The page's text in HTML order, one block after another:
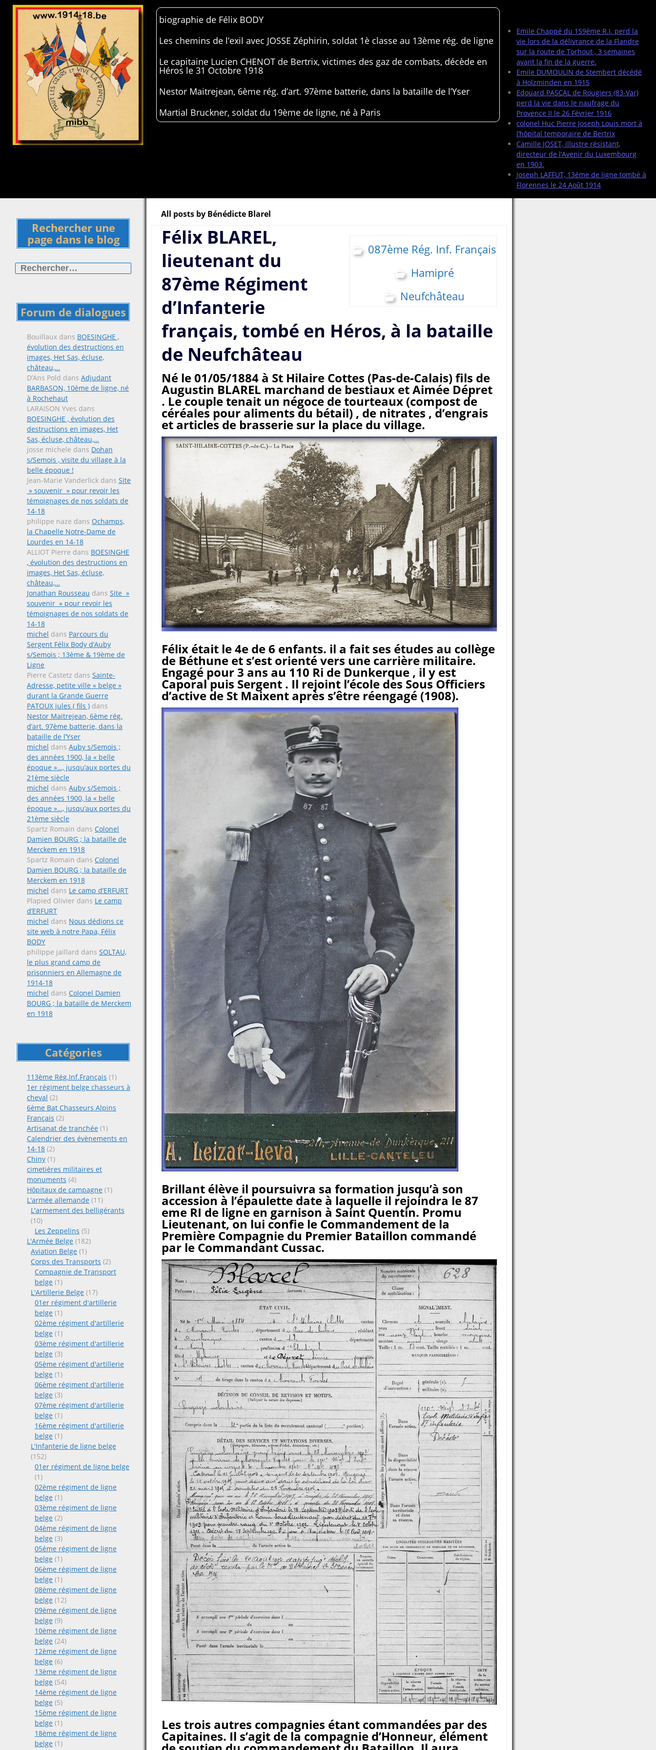
Emile Chappé du 159ème R.I. perd la
vie lors de la délivrance de la Flandre
sur la route de Torhout , 3 semaines
avant la fin de la guerre.
Emile DUMOULIN de Stembert décédé
à Holzminden en 1915
Edouard PASCAL de Rougiers (83-Var)
perd la vie dans le naufrage du
Provence II le 26 Février 1916
colonel Huc Pierre Joseph Louis mort à
l’hôpital temporaire de Bertrix
Camille JOSET, illustre résistant,
directeur de l’Avenir du Luxembourg
en 1903.
Joseph LAFFUT, 13ème de ligne tombé à
Florennes le 24 Août 1914
biographie de Félix BODY
Les chemins de l’exil avec JOSSE Zéphirin, soldat 1è classe au 13ème rég. de ligne
Le capitaine Lucien CHENOT de Bertrix, victimes des gaz de combats, décède en
Héros le 31 Octobre 1918
Nestor Maitrejean, 6ème rég. d’art. 97ème batterie, dans la bataille de l’Yser
Martial Bruckner, soldat du 19ème de ligne, né à Paris
Rechercher une
page dans le blog
Forum de dialogues
Bouillaux dans BOESINGHE ,
évolution des destructions en
images, Het Sas, écluse,
château,…
D’Ans Pold dans Adjudant
BARBASON, 10ème de ligne, né
à Rochehaut
LARAISON Yves dans
BOESINGHE , évolution des
destructions en images, Het
Sas, écluse, château,…
josse michele dans Dohan
s/Semois , visite du village à la
belle époque !
Jean-Marie Vanderlick dans Site
» souvenir » pour revoir les
témoignages de nos soldats de
14-18
philippe naze dans Ochamps,
la Chapelle Notre-Dame de
Lourdes en 14-18
ALLIOT Pierre dans BOESINGHE
, évolution des destructions en
images, Het Sas, écluse,
château,…
Jonathan Rousseau dans Site »
souvenir » pour revoir les
témoignages de nos soldats de
14-18
michel dans Parcours du
Sergent Félix Body d’Auby
s/Semois ; 13ème & 19ème de
Ligne
Pierre Castetz dans Sainte-
Adresse, petite ville « belge »
durant la Grande Guerre
PATOUX jules ( fils ) dans
Nestor Maitrejean, 6ème rég.
d’art. 97ème batterie, dans la
bataille de l’Yser
michel dans Auby s/Semois ;
des années 1900, la « belle
époque »…, jusqu’aux portes du
21ème siècle
michel dans Auby s/Semois ;
des années 1900, la « belle
époque »…, jusqu’aux portes du
21ème siècle
Spartz Romain dans Colonel
Damien BOURG ; la bataille de
Merckem en 1918
Spartz Romain dans Colonel
Damien BOURG ; la bataille de
Merckem en 1918
michel dans Le camp d’ERFURT
Plapied Olivier dans Le camp
d’ERFURT
michel dans Nous dédions ce
site web à notre Papa, Félix
BODY
philippe jaillard dans SOLTAU,
le plus grand camp de
prisonniers en Allemagne de
1914-18
michel dans Colonel Damien
BOURG ; la bataille de Merckem
en 1918
Catégories
113ème Rég.Inf.Français (1)
1er régiment belge chasseurs à
cheval (2)
6ème Bat Chasseurs Alpins
Français (2)
Artisanat de tranchée (1)
Calendrier des évènements en
14-18 (2)
Chiny (1)
cimetières militaires et
monuments (4)
Hôpitaux de campagne (1)
L'armée allemande (11)
L'armement des belligérants
(10)
Les Zeppelins (5)
L'Armée Belge (182)
Aviation Belge (1)
Corps des Transports (2)
Compagnie de Transport
belge (1)
L'Artillerie Belge (17)
01er régiment d'artillerie
belge (1)
02ème régiment d'artillerie
belge (1)
03ème régiment d'artillerie
belge (3)
05ème régiment d'artillerie
belge (1)
06ème régiment d'artillerie
belge (3)
07ème régiment d'artillerie
belge (1)
16ème régiment d'artillerie
belge (1)
L'Infanterie de ligne belge
(152)
01er régiment de ligne belge
(1)
02ème régiment de ligne
belge (1)
03ème régiment de ligne
belge (2)
04ème régiment de ligne
belge (3)
05ème régiment de ligne
belge (1)
06ème régiment de ligne
belge (1)
08ème régiment de ligne
belge (12)
09ème régiment de ligne
belge (9)
10ème régiment de ligne
belge (24)
12ème régiment de ligne
belge (6)
13ème régiment de ligne
belge (54)
14ème régiment de ligne
belge (5)
15ème régiment de ligne
belge (1)
18ème régiment de ligne
belge (1)
All posts by Bénédicte Blarel
087ème Rég. Inf. Français
Hamipré
Neufchâteau
Félix BLAREL,
lieutenant du
87ème Régiment
d’Infanterie
français, tombé en Héros, à la bataille
de Neufchâteau
Né le 01/05/1884 à St Hilaire Cottes (Pas-de-Calais) fils de
Augustin BLAREL marchand de bestiaux et Aimée Dépret
. Le couple tenait un négoce de tourteaux (compost de
céréales pour aliments du bétail) , de nitrates , d’engrais
et articles de brasserie sur la place du village.
Félix était le 4e de 6 enfants. il a fait ses études au collège
de Béthune et s’est orienté vers une carrière militaire.
Engagé pour 3 ans au 110 Ri de Dunkerque , il y est
Caporal puis Sergent . Il rejoint l’école des Sous Officiers
d’active de St Maixent après s’être réengagé (1908).
Brillant élève il poursuivra sa formation jusqu’à son
accession à l’épaulette date à laquelle il rejoindra le 87
eme RI de ligne en garnison à Saint Quentin. Promu
Lieutenant, on lui confie le Commandement de la
Première Compagnie du Premier Bataillon commandé
par le Commandant Cussac.
Les trois autres compagnies étant commandées par des
Capitaines. Il s’agit de la compagnie d’Honneur, élément